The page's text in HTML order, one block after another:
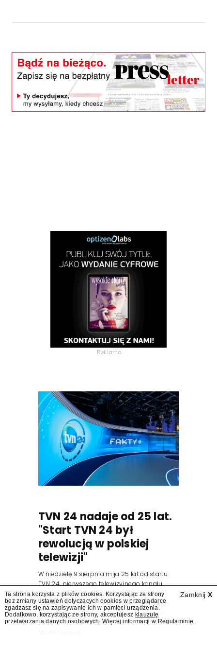
Reklama
TVN 24 nadaje od 25 lat.
"Start TVN 24 był
rewolucją w polskiej
telewizji"
W niedzielę 9 sierpnia mija 25 lat od startu
TVN 24, pierwszego telewizyjnego kanału
informacyjnego w Polsce. Na ten dzień
zaplanowano finał urodzinowej trasy stacji
"Jesteśmy stąd". 25 lat TVN 24 dla Press.pl
podsumowują Jarosław Kuźniar, Tomasz Lis i
Zamknij X
Ta strona korzysta z plików cookies. Korzystając ze strony
bez zmiany ustawień dotyczących cookies w przeglądarce
zgadzasz się na zapisywanie ich w pamięci urządzenia.
Dodatkowo, korzystając ze strony, akceptujesz klauzulę
przetwarzania danych osobowych . Więcej informacji w Regulaminie.